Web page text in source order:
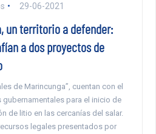
29-06-2021
un territorio a defender:
a dos proyectos de
de Marincunga”, cuentan con el
para el inicio de
de litio en las cercanías del salar.
legales presentados por